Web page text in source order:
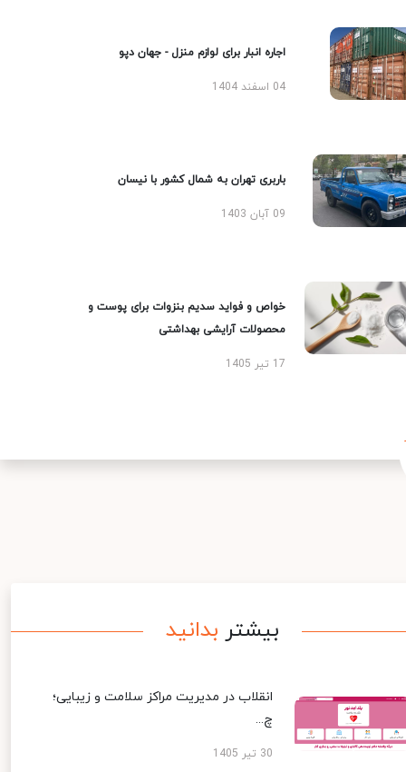
اجاره انبار برای لوازم منزل - جهان دپو
04 اسفند 1404
باربری تهران به شمال کشور با نیسان
09 آبان 1403
خواص و فواید سدیم بنزوات برای پوست و
محصولات آرایشی بهداشتی
17 تیر 1405
بیشتر بدانید
انقلاب در مدیریت مراکز سلامت و زیبایی؛
چ...
30 تیر 1405